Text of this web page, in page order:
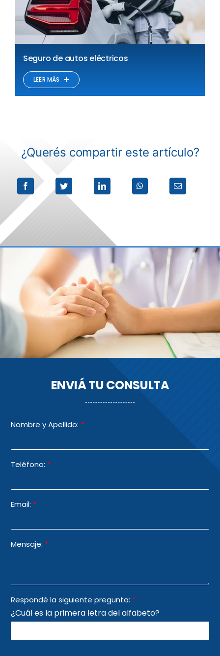
Seguro de autos eléctricos
LEER MÁS
¿Querés compartir este artículo?
ENVIÁ TU CONSULTA
Nombre y Apellido: *
Teléfono: *
Email: *
Mensaje: *
Respondé la siguiente pregunta: *
¿Cuál es la primera letra del alfabeto?